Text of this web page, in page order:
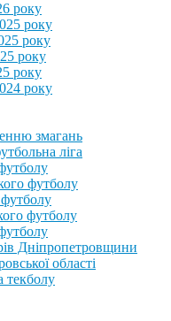
року
року
року
року
року
року
змагань
ліга
футболу
футболу
Дніпропетровщини
області
текболу